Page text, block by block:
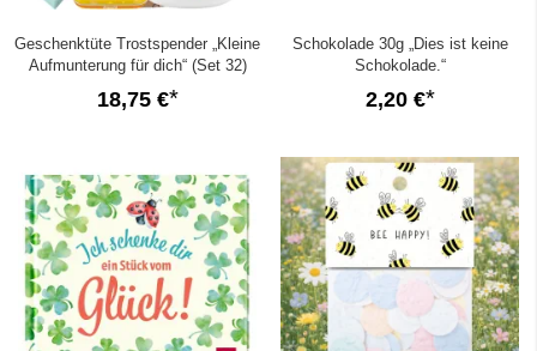
Geschenktüte Trostspender „Kleine
Aufmunterung für dich“ (Set 32)
18,75 €
Schokolade 30g „Dies ist keine
Schokolade.“
2,20 €